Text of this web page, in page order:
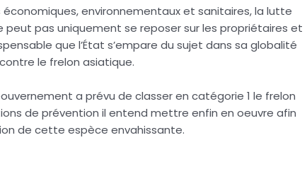
économiques, environnementaux et sanitaires, la lutte
pas uniquement se reposer sur les propriétaires et
que l’État s’empare du sujet dans sa globalité
le frelon asiatique.
a prévu de classer en catégorie 1 le frelon
de prévention il entend mettre enfin en oeuvre afin
de cette espèce envahissante.